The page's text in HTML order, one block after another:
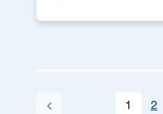
PAGINATION
Page précédente Page courante
1 Page
2